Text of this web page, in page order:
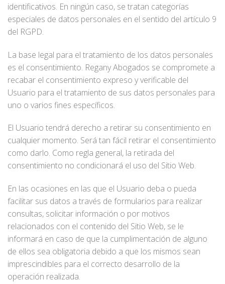
identificativos. En ningún caso, se tratan categorías
especiales de datos personales en el sentido del artículo 9
del RGPD.
La base legal para el tratamiento de los datos personales
es el consentimiento. Regany Abogados se compromete a
recabar el consentimiento expreso y verificable del
Usuario para el tratamiento de sus datos personales para
uno o varios fines específicos.
El Usuario tendrá derecho a retirar su consentimiento en
cualquier momento. Será tan fácil retirar el consentimiento
como darlo. Como regla general, la retirada del
consentimiento no condicionará el uso del Sitio Web.
En las ocasiones en las que el Usuario deba o pueda
facilitar sus datos a través de formularios para realizar
consultas, solicitar información o por motivos
relacionados con el contenido del Sitio Web, se le
informará en caso de que la cumplimentación de alguno
de ellos sea obligatoria debido a que los mismos sean
imprescindibles para el correcto desarrollo de la
operación realizada.